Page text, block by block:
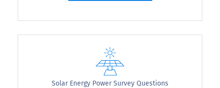
Solar Energy Power Survey Questions